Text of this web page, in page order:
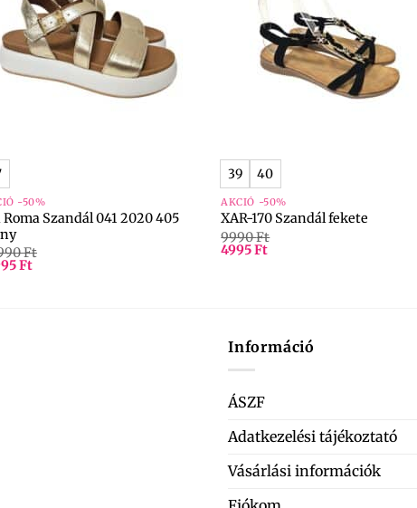
-50%
Roma Szandál 041 2020 405
Ft
Ft
39 40
AKCIÓ -50%
XAR-170 Szandál fekete
9990Ft
4995Ft
Információ
ÁSZF
Adatkezelési tájékoztató
Vásárlási információk